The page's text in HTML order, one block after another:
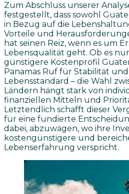
Zum Abschluss unserer
festgestellt, dass sowohl
in Bezug auf die
Vorteile und
hat seinen Reiz, wenn es um
Lebensqualität geht. Ob es
günstigere Kostenprofil
Panamas Ruf für Stabilität
Lebensstandard – die Wahl
Ländern hängt stark von
finanziellen Mitteln und
Letztendlich schafft dieser
für eine fundierte
dabei, abzuwägen, wo ihre
kostengünstigere und
Lebenserfahrung verspricht.